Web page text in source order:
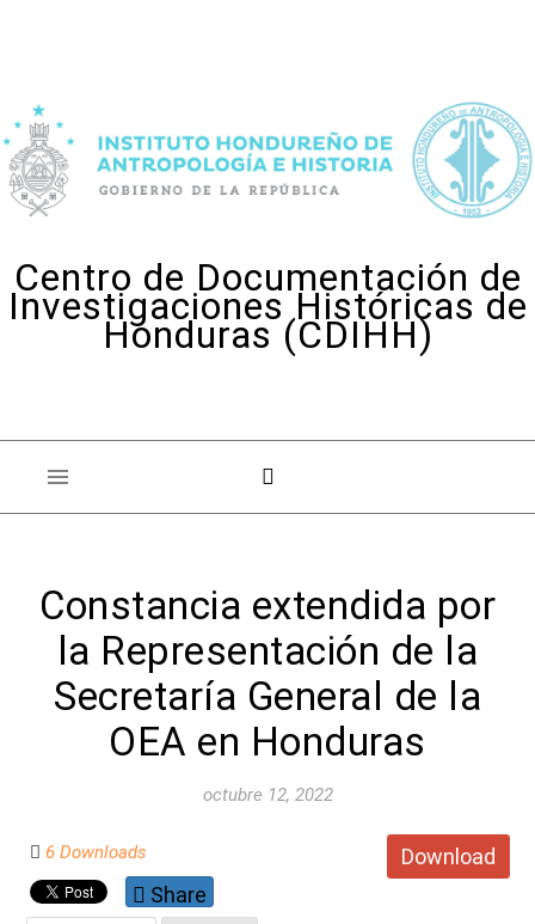
Centro de Documentación de
Investigaciones Históricas de
Honduras (CDIHH)
Constancia extendida por
la Representación de la
Secretaría General de la
OEA en Honduras
octubre 12, 2022
Download
6 Downloads
Share